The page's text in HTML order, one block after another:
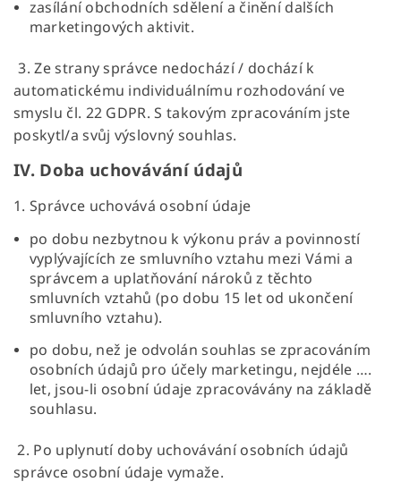
zasílání obchodních sdělení a činění dalších
marketingových aktivit.
3. Ze strany správce nedochází / dochází k
automatickému individuálnímu rozhodování ve
smyslu čl. 22 GDPR. S takovým zpracováním jste
poskytl/a svůj výslovný souhlas.
IV. Doba uchovávání údajů
1. Správce uchovává osobní údaje
po dobu nezbytnou k výkonu práv a povinností
vyplývajících ze smluvního vztahu mezi Vámi a
správcem a uplatňování nároků z těchto
smluvních vztahů (po dobu 15 let od ukončení
smluvního vztahu).
po dobu, než je odvolán souhlas se zpracováním
osobních údajů pro účely marketingu, nejdéle ….
let, jsou-li osobní údaje zpracovávány na základě
souhlasu.
2. Po uplynutí doby uchovávání osobních údajů
správce osobní údaje vymaže.